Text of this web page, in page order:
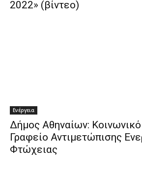
2022» (βίντεο)
Ενέργεια
Δήμος Αθηναίων:
Γραφείο Αντιμετώπισης
Φτώχειας